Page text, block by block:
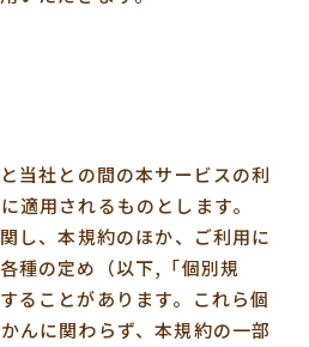
当社との間の本サービスの利
適用されるものとします。
し、本規約のほか、ご利用に
種の定め（以下,「個別規
ることがあります。これら個
んに関わらず、本規約の一部